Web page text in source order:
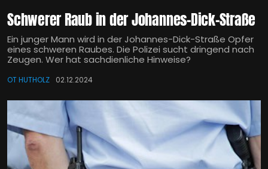
Schwerer Raub in der Johannes-Dick-Straße
Ein junger Mann wird in der Johannes-Dick-Straße Opfer
eines schweren Raubes. Die Polizei sucht dringend nach
Zeugen. Wer hat sachdienliche Hinweise?
OT HUTHOLZ 02.12.2024